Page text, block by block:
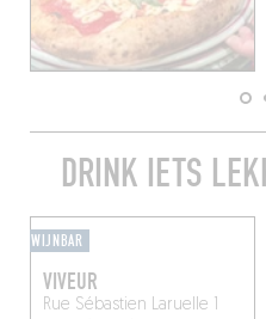
DRINK IETS
WIJNBAR
VIVEUR
Rue Sébastien Laruelle 1